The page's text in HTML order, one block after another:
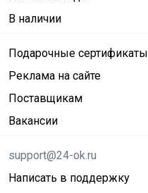
В наличии
Подарочные сертификаты
Реклама на сайте
Поставщикам
Вакансии
support@24-ok.ru
Написать в поддержку